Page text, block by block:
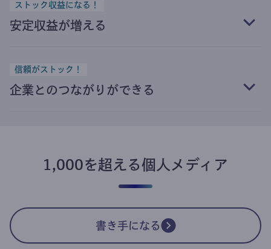
ストック収益になる！
安定収益が増える
信頼がストック！
企業とのつながりができる
1,000を超える個人メディア
書き手になる